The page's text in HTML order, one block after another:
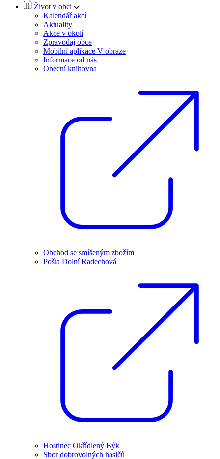
Život v obci
Kalendář akcí
Aktuality
Akce v okolí
Zpravodaj obce
Mobilní aplikace V obraze
Informace od nás
Obecní knihovna
Obchod se smíšeným zbožím
Pošta Dolní Radechová
Hostinec Okřídlený Býk
Sbor dobrovolných hasičů